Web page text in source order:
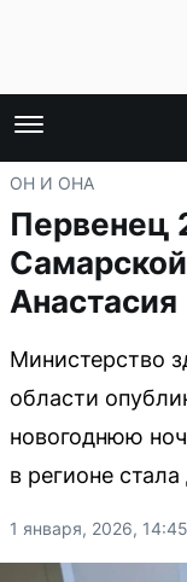
ОН И ОНА
Первенец
Анастасия
Министерство
области
новогоднюю
в регионе
1 января, 2026, 14:45